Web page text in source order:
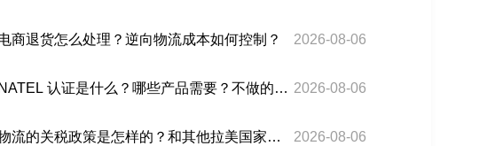
商退货怎么处理？逆向物流成本如何控制？ 2026-08-06
巴西的 ANATEL 认证是什么？哪些产品需要？不做的后果有多严重？ 2026-08-06
智利跨境物流的关税政策是怎样的？和其他拉美国家比有什么优势？ 2026-08-06